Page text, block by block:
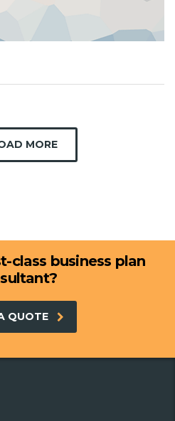
MORE
class business plan
QUOTE